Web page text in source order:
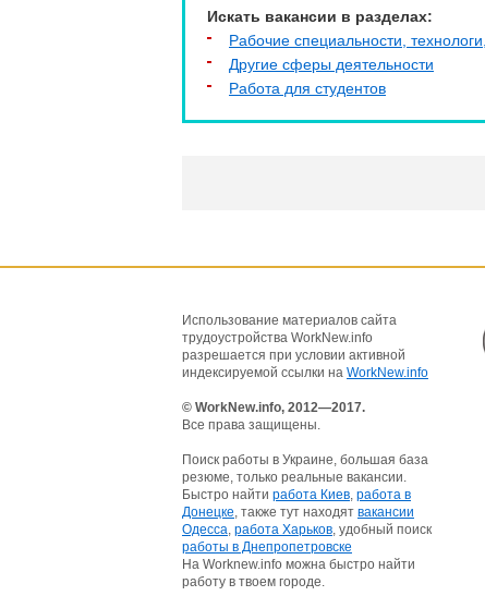
Искать вакансии в разделах:
Рабочие специальности,
Другие сферы деятельности
Работа для студентов
Использование материалов сайта
трудоустройства WorkNew.info
разрешается при условии активной
индексируемой ссылки на WorkNew.info
© WorkNew.info, 2012—2017.
Все права защищены.
Поиск работы в Украине, большая база
резюме, только реальные вакансии.
Быстро найти работа Киев, работа в
Донецке, также тут находят вакансии
Одесса, работа Харьков, удобный поиск
работы в Днепропетровске
На Worknew.info можна быстро найти
работу в твоем городе.